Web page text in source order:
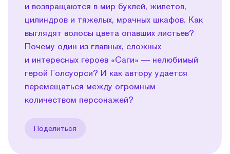
и возвращаются в мир буклей, жилетов,
цилиндров и тяжелых, мрачных шкафов. Как
выглядят волосы цвета опавших листьев?
Почему один из главных, сложных
и интересных героев «Саги» — нелюбимый
герой Голсуорси? И как автору удается
перемещаться между огромным
количеством персонажей?
Поделиться